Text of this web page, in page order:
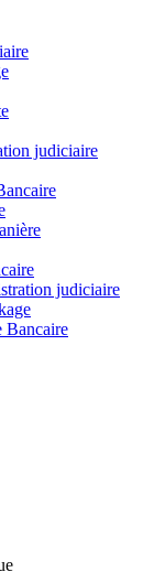
judiciaire
judiciaire
Bancaire